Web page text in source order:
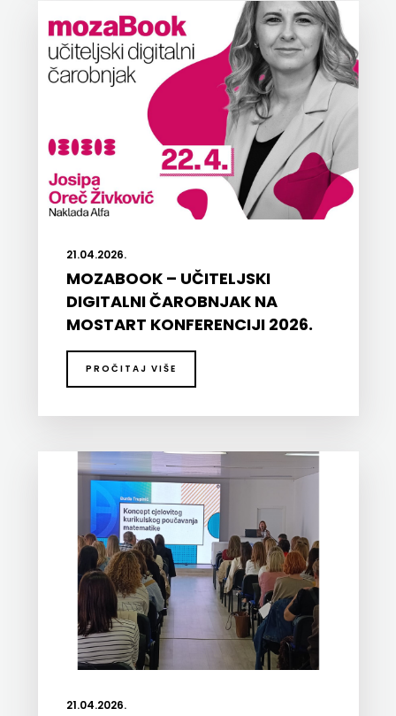
MATE
NAKLADA
NAKLADA
OCEANMORE
Naklada
Rocky
NAKLADA
NAKLADA
NARODNA
KNJIŽNICA
21.04.2026.
MOZABOOK – UČITELJSKI
DIGITALNI ČAROBNJAK NA
MOSTART KONFERENCIJI 2026.
PROČITAJ VIŠE
21.04.2026.